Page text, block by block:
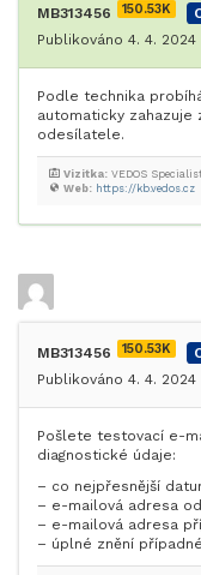
MB313456 150.53K
Publikováno 4. 4. 2024
Podle technika
automaticky zahazuje
odesílatele.
Web: https://kb.vedos.cz
Vizitka: VEDOS
MB313456 150.53K
Publikováno 4. 4. 2024
Pošlete testovací e-
diagnostické údaje:
– co nejpřesnější
– e-mailová adresa
– e-mailová adresa
– úplné znění